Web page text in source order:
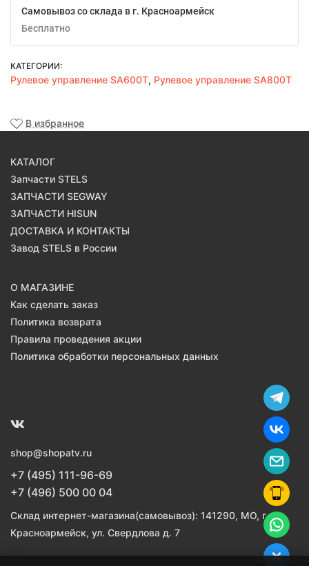
Самовывоз со склада в г. Красноармейск
Бесплатно
КАТЕГОРИИ:
Рулевое управление SA600T, Рулевое управление SA800T
В избранное
КАТАЛОГ
Запчасти STELS
ЗАПЧАСТИ SEGWAY
ЗАПЧАСТИ HISUN
ДОСТАВКА И КОНТАКТЫ
Завод STELS в России
О МАГАЗИНЕ
Как сделать заказ
Политика возврата
Правила проведения акции
Политика обработки персональных данных
shop@shopatv.ru
+7 (495) 111-96-69
+7 (496) 500 00 04
Склад интернет-магазина(самовывоз): 141290, МО, г.
Красноармейск, ул. Свердлова д. 7